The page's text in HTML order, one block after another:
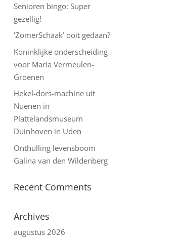
Senioren bingo: Super
gezellig!
‘ZomerSchaak’ ooit gedaan?
Koninklijke onderscheiding
voor Maria Vermeulen-
Groenen
Hekel-dors-machine uit
Nuenen in
Plattelandsmuseum
Duinhoven in Uden
Onthulling levensboom
Galina van den Wildenberg
Recent Comments
Archives
augustus 2026